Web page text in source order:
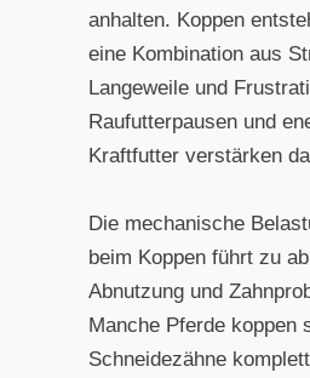
anhalten. Koppen
eine Kombination aus
Langeweile und
Raufutterpausen und
Kraftfutter verstärken
Die mechanische
beim Koppen führt zu
Abnutzung und
Manche Pferde koppen
Schneidezähne